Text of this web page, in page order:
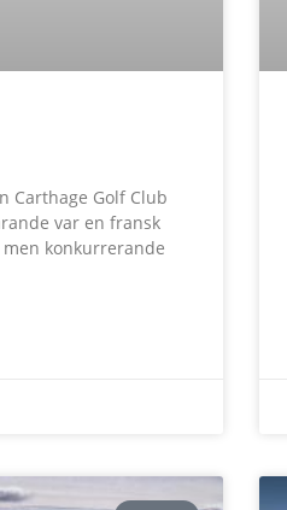
Carthage Golf Club
var en fransk
konkurrerande